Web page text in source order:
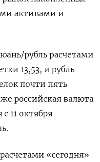
активами и
рубль расчетами
13,53, и рубль
почти пять
российская валюта
11 октября
«сегодня»